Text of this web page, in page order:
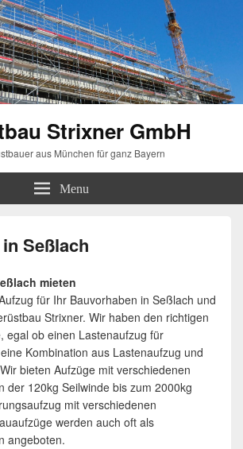
Strixner GmbH
aus München für ganz Bayern
Menu
Seßlach
mieten
für Ihr Bauvorhaben in Seßlach und
Strixner. Wir haben den richtigen
egal ob einen Lastenaufzug für
Kombination aus Lastenaufzug und
bieten Aufzüge mit verschiedenen
der 120kg Seilwinde bis zum 2000kg
mit verschiedenen
werden auch oft als
angeboten.